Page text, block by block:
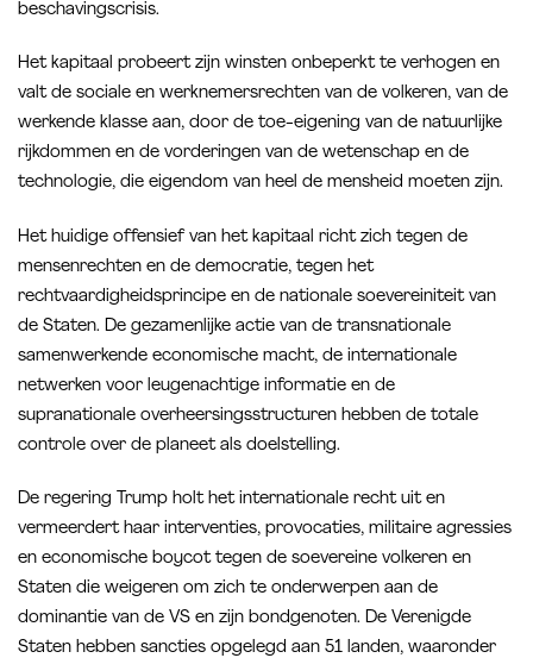
beschavingscrisis.
Het kapitaal probeert zijn winsten onbeperkt te verhogen en
valt de sociale en werknemersrechten van de volkeren, van de
werkende klasse aan, door de toe-eigening van de natuurlijke
rijkdommen en de vorderingen van de wetenschap en de
technologie, die eigendom van heel de mensheid moeten zijn.
Het huidige offensief van het kapitaal richt zich tegen de
mensenrechten en de democratie, tegen het
rechtvaardigheidsprincipe en de nationale soevereiniteit van
de Staten. De gezamenlijke actie van de transnationale
samenwerkende economische macht, de internationale
netwerken voor leugenachtige informatie en de
supranationale overheersingsstructuren hebben de totale
controle over de planeet als doelstelling.
De regering Trump holt het internationale recht uit en
vermeerdert haar interventies, provocaties, militaire agressies
en economische boycot tegen de soevereine volkeren en
Staten die weigeren om zich te onderwerpen aan de
dominantie van de VS en zijn bondgenoten. De Verenigde
Staten hebben sancties opgelegd aan 51 landen, waaronder